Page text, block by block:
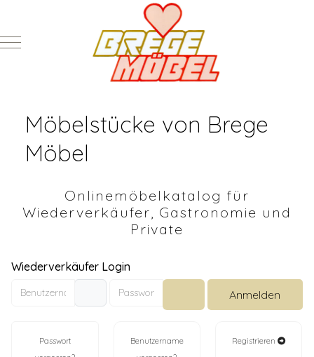
Mobile Menu Toggle
Möbelstücke von Brege
Möbel
Onlinemöbelkatalog für
Wiederverkäufer, Gastronomie und
Private
Wiederverkäufer Login
Benutzername
Passwort
Passwort anzeigen
Anmelden
Passwort
Benutzername
Registrieren